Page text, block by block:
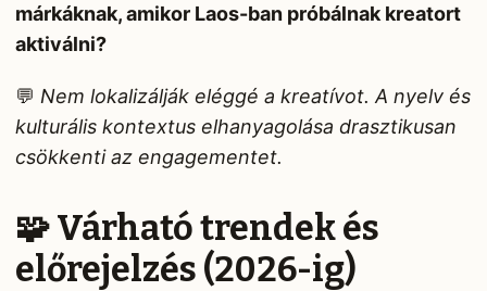
márkáknak, amikor Laos-ban próbálnak kreatort
aktiválni?
💬 Nem lokalizálják eléggé a kreatívot. A nyelv és
kulturális kontextus elhanyagolása drasztikusan
csökkenti az engagementet.
🧩 Várható trendek és
előrejelzés (2026-ig)